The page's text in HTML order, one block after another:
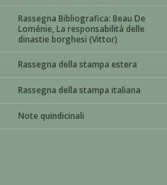
Rassegna Bibliografica: Beau De
Loménie, La responsabilità delle
dinastie borghesi (Vittor)
Rassegna della stampa estera
Rassegna della stampa italiana
Note quindicinali